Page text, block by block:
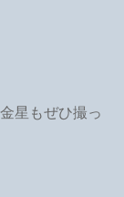
星もぜひ撮っ